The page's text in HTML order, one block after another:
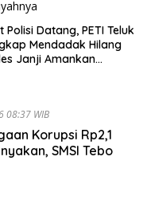
Polisi Datang, PETI Teluk
Mendadak Hilang
Janji Amankan
08:37 WIB
Korupsi Rp2,1
SMSI Tebo